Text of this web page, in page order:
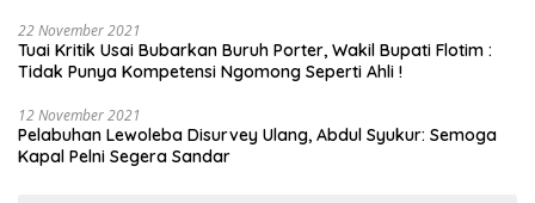
22 November 2021
Tuai Kritik Usai Bubarkan Buruh Porter, Wakil Bupati Flotim :
Tidak Punya Kompetensi Ngomong Seperti Ahli !
12 November 2021
Pelabuhan Lewoleba Disurvey Ulang, Abdul Syukur: Semoga
Kapal Pelni Segera Sandar